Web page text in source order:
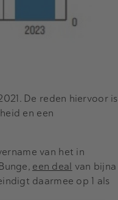
De reden hiervoor is
en een
van het in
een deal van bijna
daarmee op 1 als